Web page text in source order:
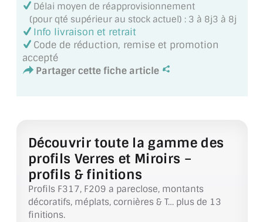
VERRE SUR MESURE
VERRE EXTRACLAIR
VERRE TREMPÉ (SÉCURIT)
VERRE ANTI-REFLET
VERRE LAQUÉ/CRÉDENCE
VERRE FEUILLETÉ/TREMPÉ
Délai moyen de réapprovisionnement
(pour qté supérieur au stock actuel) : 3 à 8j3 à 8j
Info livraison et retrait
Code de réduction, remise et promotion
accepté
Partager cette fiche article
Découvrir toute la gamme des
profils Verres et Miroirs –
profils & finitions
Profils F317, F209 a pareclose, montants
décoratifs, méplats, cornières & T… plus de 13
finitions.